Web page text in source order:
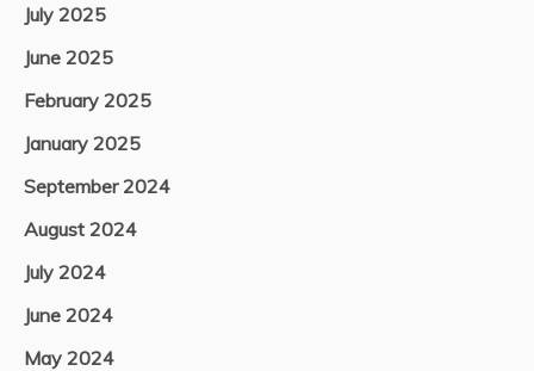
July 2025
June 2025
February 2025
January 2025
September 2024
August 2024
July 2024
June 2024
May 2024